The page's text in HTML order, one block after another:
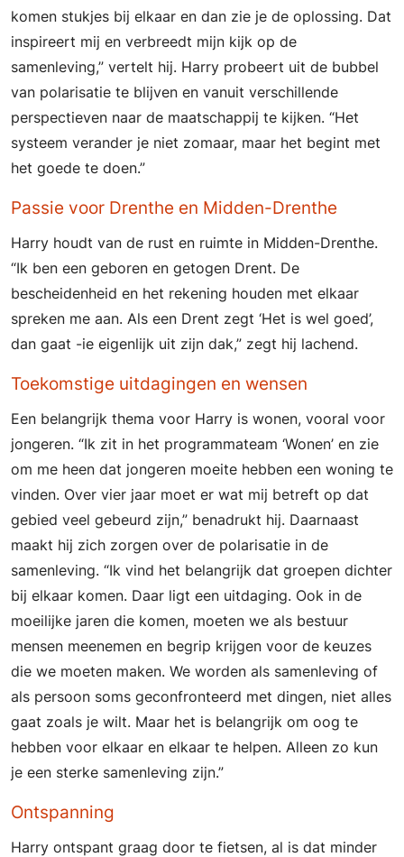
komen stukjes bij elkaar en dan zie je de oplossing. Dat
inspireert mij en verbreedt mijn kijk op de
samenleving,” vertelt hij. Harry probeert uit de bubbel
van polarisatie te blijven en vanuit verschillende
perspectieven naar de maatschappij te kijken. “Het
systeem verander je niet zomaar, maar het begint met
het goede te doen.”
Passie voor Drenthe en Midden-Drenthe
Harry houdt van de rust en ruimte in Midden-Drenthe.
“Ik ben een geboren en getogen Drent. De
bescheidenheid en het rekening houden met elkaar
spreken me aan. Als een Drent zegt ‘Het is wel goed’,
dan gaat -ie eigenlijk uit zijn dak,” zegt hij lachend.
Toekomstige uitdagingen en wensen
Een belangrijk thema voor Harry is wonen, vooral voor
jongeren. “Ik zit in het programmateam ‘Wonen’ en zie
om me heen dat jongeren moeite hebben een woning te
vinden. Over vier jaar moet er wat mij betreft op dat
gebied veel gebeurd zijn,” benadrukt hij. Daarnaast
maakt hij zich zorgen over de polarisatie in de
samenleving. “Ik vind het belangrijk dat groepen dichter
bij elkaar komen. Daar ligt een uitdaging. Ook in de
moeilijke jaren die komen, moeten we als bestuur
mensen meenemen en begrip krijgen voor de keuzes
die we moeten maken. We worden als samenleving of
als persoon soms geconfronteerd met dingen, niet alles
gaat zoals je wilt. Maar het is belangrijk om oog te
hebben voor elkaar en elkaar te helpen. Alleen zo kun
je een sterke samenleving zijn.”
Ontspanning
Harry ontspant graag door te fietsen, al is dat minder